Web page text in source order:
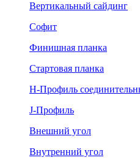
Вертикальный сайдинг
Софит
Финишная планка
Стартовая планка
Н-Профиль
J-Профиль
Внешний угол
Внутренний угол